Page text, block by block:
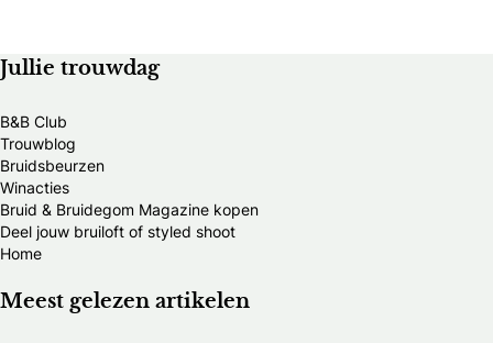
Jullie trouwdag
B&B Club
Trouwblog
Bruidsbeurzen
Winacties
Bruid & Bruidegom Magazine kopen
Deel jouw bruiloft of styled shoot
Home
Meest gelezen artikelen